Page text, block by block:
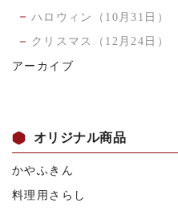
ハロウィン（10月31日）
クリスマス（12月24日）
アーカイブ
オリジナル商品
かやふきん
料理用さらし